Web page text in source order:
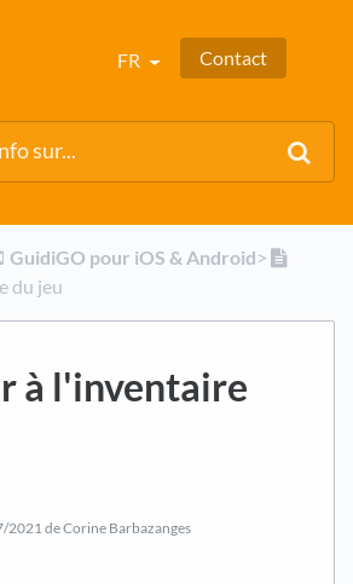
FR Contact
​GuidiGO pour iOS & Android​>​
du jeu
à l'inventaire
2021de Corine Barbazanges